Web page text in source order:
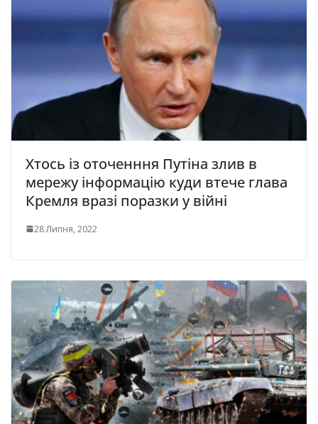
Хтось із оточенння Путіна злив в
мережу інформацію куди втече глава
Кремля вразі поразки у війні
28 Липня, 2022